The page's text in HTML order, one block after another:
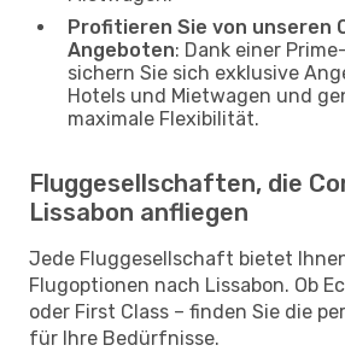
Profitieren Sie von unseren
Angeboten: Dank einer
sichern Sie sich exklusive
Hotels und Mietwagen und
maximale Flexibilität.
Fluggesellschaften, die
Lissabon anfliegen
Jede Fluggesellschaft bietet
Flugoptionen nach Lissabon. Ob
oder First Class – finden Sie die
für Ihre Bedürfnisse.